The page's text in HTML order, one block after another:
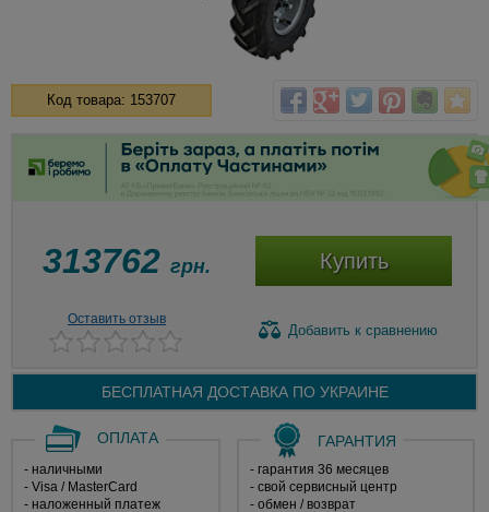
Код товара: 153707
313762 грн. Купить
Оставить отзыв
Добавить к сравнению
БЕСПЛАТНАЯ ДОСТАВКА ПО УКРАИНЕ
ОПЛАТА
- наличными
- Visa / MasterCard
- наложенный платеж
ГАРАНТИЯ
- гарантия 36 месяцев
- свой сервисный центр
- обмен / возврат